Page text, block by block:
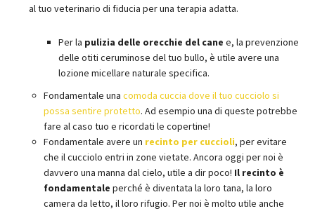
al tuo veterinario di fiducia per una terapia adatta.
Per la pulizia delle orecchie del cane e, la prevenzione
delle otiti ceruminose del tuo bullo, è utile avere una
lozione micellare naturale specifica.
Fondamentale una comoda cuccia dove il tuo cucciolo si
possa sentire protetto. Ad esempio una di queste potrebbe
fare al caso tuo e ricordati le copertine!
Fondamentale avere un recinto per cuccioli, per evitare
che il cucciolo entri in zone vietate. Ancora oggi per noi è
davvero una manna dal cielo, utile a dir poco! Il recinto è
fondamentale perché è diventata la loro tana, la loro
camera da letto, il loro rifugio. Per noi è molto utile anche